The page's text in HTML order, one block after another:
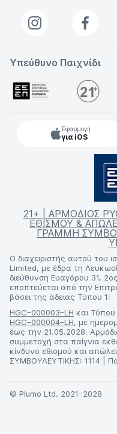
Υπεύθυνο Παιχνίδι
Εφαρμογή
για iOS
21+ | ΑΡΜΟΔΙΟΣ
ΕΘΙΣΜΟΥ &
ΓΡΑΜΜΗ
Ο διαχειριστής αυτού του
Limited, με έδρα τη
διεύθυνση Ευαγόρου 31,
εποπτεύεται από την
βάσει της άδειας Τύπου 1:
HGC–000003–LH και Τύπου
HGC–000004–LH, με
έως την 21.05.2028.
συμμετοχή στα παίγνια
κίνδυνο εθισμού και
ΣΥΜΒΟΥΛΕΥΤΙΚΗΣ: 1114 |
© Plumo Ltd. 2021–2028